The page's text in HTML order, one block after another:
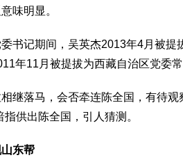
味明显。
记期间，吴英杰2013年4月被提
年11月被提拔为西藏自治区党委常
落马，会否牵连陈全国，有待观
供出陈全国，引人猜测。
东帮